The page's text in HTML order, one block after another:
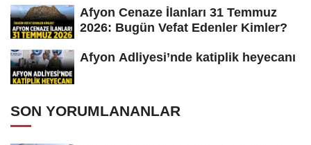
Afyon Cenaze İlanları 31 Temmuz
2026: Bugün Vefat Edenler Kimler?
Afyon Adliyesi’nde katiplik heyecanı
SON YORUMLANANLAR